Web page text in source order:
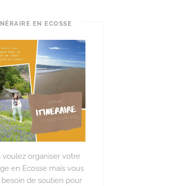
EN ECOSSE
voulez organiser votre
en Ecosse mais vous
besoin de soutien pour